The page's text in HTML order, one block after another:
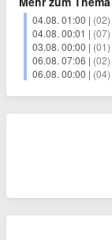
04.08. 01:00 | (02)
04.08. 00:01 | (07)
03.08. 00:00 | (01)
06.08. 07:06 | (02)
06.08. 00:00 | (04)